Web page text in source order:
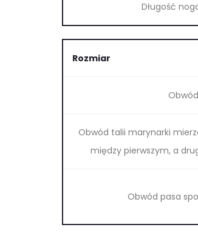
Długość
Rozmiar
Obwód talii marynarki
między pierwszym, a
Obwód pasa